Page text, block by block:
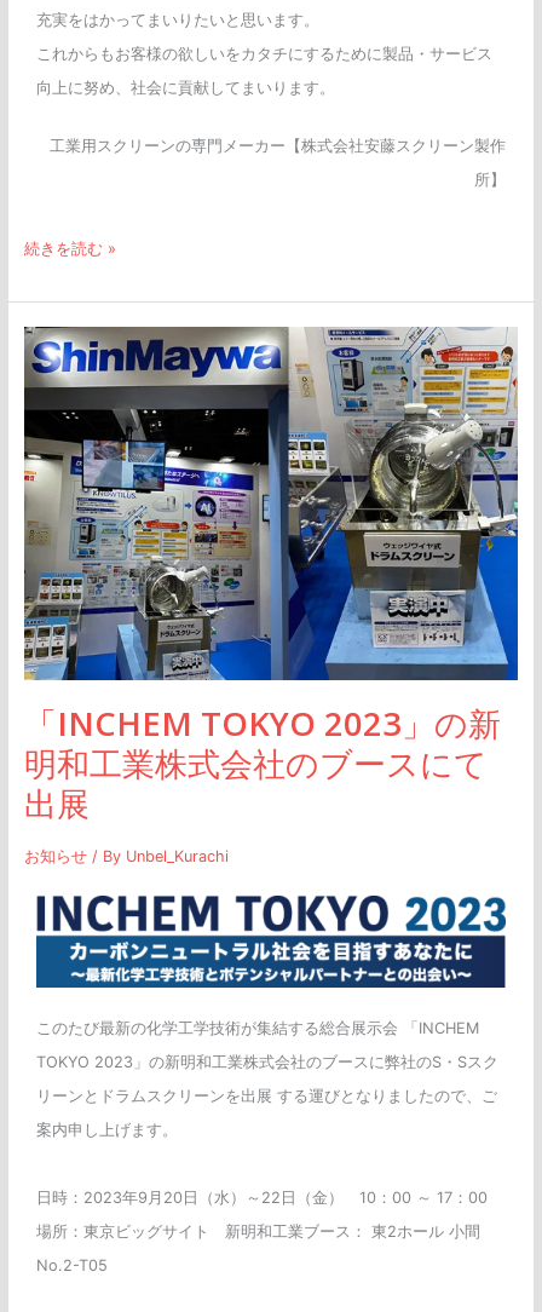
充実をはかってまいりたいと思います。
これからもお客様の欲しいをカタチにするために製品・サービス
向上に努め、社会に貢献してまいります。
工業用スクリーンの専門メーカー【株式会社安藤スクリーン製作
所】
続きを読む »
「INCHEM TOKYO 2023」の新
明和工業株式会社のブースにて
出展
お知らせ/ By Unbel_Kurachi
このたび最新の化学工学技術が集結する総合展示会 「INCHEM
TOKYO 2023」の新明和工業株式会社のブースに弊社のS・Sスク
リーンとドラムスクリーンを出展 する運びとなりましたので、ご
案内申し上げます。
日時：2023年9月20日（水）～22日（金） 10：00 ～ 17：00
場所：東京ビッグサイト 新明和工業ブース： 東2ホール 小間
No.2-T05
「INCHEM
TOKYO
2023」
の
新
和
工
業
株
式
社
の
ブ
ー
出